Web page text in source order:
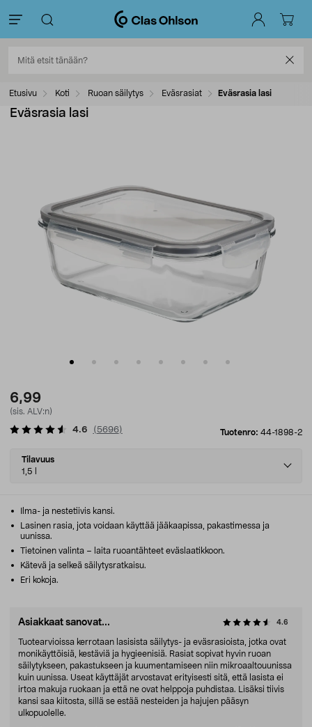
Etusivu Koti Ruoan säilytys Eväsrasiat Eväsrasia lasi
Eväsrasia lasi
6,99
(sis. ALV:n)
Tuotenro: 44-1898-2
4.6 ( 5696)
Select
variant
Tilavuus
1,5 l
Ilma- ja nestetiivis kansi.
Lasinen rasia, jota voidaan käyttää jääkaapissa, pakastimessa ja
uunissa.
Tietoinen valinta – laita ruoantähteet eväslaatikkoon.
Kätevä ja selkeä säilytysratkaisu.
Eri kokoja.
Asiakkaat sanovat... 4.6
Tuotearvioissa kerrotaan lasisista säilytys- ja eväsrasioista, jotka ovat
monikäyttöisiä, kestäviä ja hygieenisiä. Rasiat sopivat hyvin ruoan
säilytykseen, pakastukseen ja kuumentamiseen niin mikroaaltouunissa
kuin uunissa. Useat käyttäjät arvostavat erityisesti sitä, että lasista ei
irtoa makuja ruokaan ja että ne ovat helppoja puhdistaa. Lisäksi tiivis
kansi saa kiitosta, sillä se estää nesteiden ja hajujen pääsyn
ulkopuolelle.